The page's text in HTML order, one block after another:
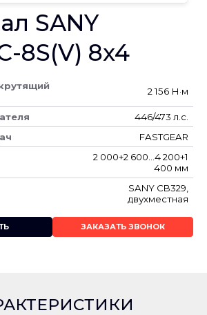
SANY
8S(V) 8x4
2 156 Н·м
446/473 л.с.
FASTGEAR
2 000+2 600...4 200+1
400 мм
SANY CB329,
двухместная
ЗАКАЗАТЬ ЗВОНОК